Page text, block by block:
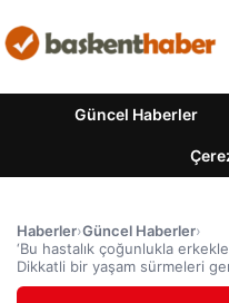
Güncel Haberler
Haberler›Güncel Haberler›
‘Bu hastalık çoğunlukla
Dikkatli bir yaşam sürmeleri